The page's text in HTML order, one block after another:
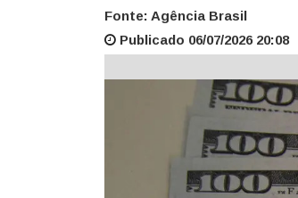
Fonte: Agência Brasil
Publicado 06/07/2026 20:08